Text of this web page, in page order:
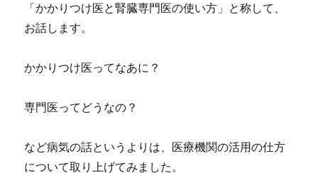
「かかりつけ医と腎臓専門医の使い方」と称して、
お話します。
かかりつけ医ってなあに？
専門医ってどうなの？
など病気の話というよりは、医療機関の活用の仕方
について取り上げてみました。